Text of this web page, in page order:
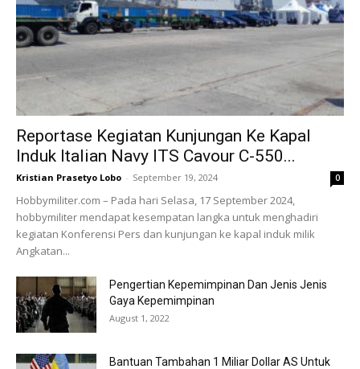
Reportase Kegiatan Kunjungan Ke Kapal
Induk Italian Navy ITS Cavour C-550...
Kristian Prasetyo Lobo - September 19, 2024 0
Hobbymiliter.com – Pada hari Selasa, 17 September 2024,
hobbymiliter mendapat kesempatan langka untuk menghadiri
kegiatan Konferensi Pers dan kunjungan ke kapal induk milik
Angkatan...
Pengertian Kepemimpinan Dan Jenis Jenis
Gaya Kepemimpinan
August 1, 2022
Bantuan Tambahan 1 Miliar Dollar AS Untuk